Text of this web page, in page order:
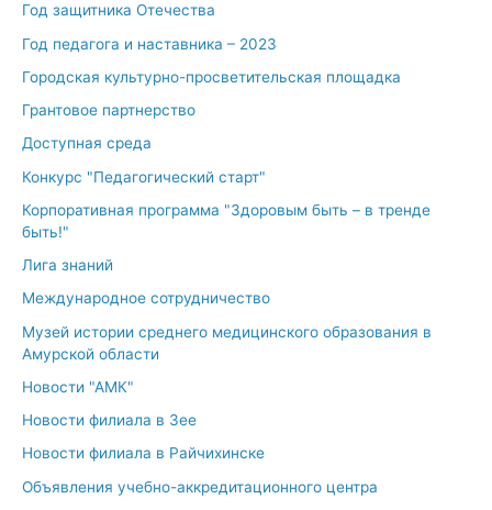
Год защитника Отечества
Год педагога и наставника – 2023
Городская культурно-просветительская площадка
Грантовое партнерство
Доступная среда
Конкурс "Педагогический старт"
Корпоративная программа "Здоровым быть – в тренде
быть!"
Лига знаний
Международное сотрудничество
Музей истории среднего медицинского образования в
Амурской области
Новости "АМК"
Новости филиала в Зее
Новости филиала в Райчихинске
Объявления учебно-аккредитационного центра